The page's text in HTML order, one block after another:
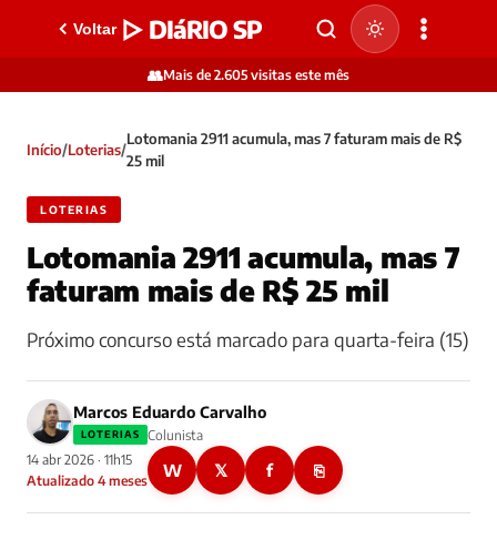
Voltar ▷ DIáRIO SP
👥Mais de 2.605 visitas este mês
Início/Loterias/
Lotomania 2911 acumula, mas 7 faturam mais de R$
25 mil
LOTERIAS
Lotomania 2911 acumula, mas 7
faturam mais de R$ 25 mil
Próximo concurso está marcado para quarta-feira (15)
Marcos Eduardo Carvalho
LOTERIAS
Colunista
14 abr 2026 · 11h15
Atualizado 4 meses
W 𝕏 f ⎘